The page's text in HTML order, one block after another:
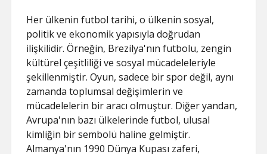
Her ülkenin futbol tarihi, o ülkenin sosyal,
politik ve ekonomik yapısıyla doğrudan
ilişkilidir. Örneğin, Brezilya'nın futbolu, zengin
kültürel çeşitliliği ve sosyal mücadeleleriyle
şekillenmiştir. Oyun, sadece bir spor değil, aynı
zamanda toplumsal değişimlerin ve
mücadelelerin bir aracı olmuştur. Diğer yandan,
Avrupa'nın bazı ülkelerinde futbol, ulusal
kimliğin bir sembolü haline gelmiştir.
Almanya'nın 1990 Dünya Kupası zaferi,